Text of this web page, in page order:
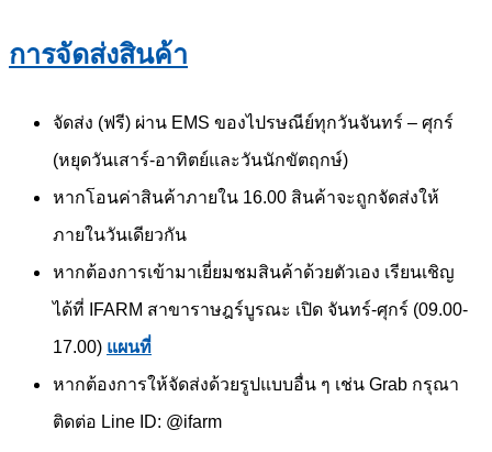
การจัดส่งสินค้า
จัดส่ง (ฟรี) ผ่าน EMS ของไปรษณีย์ทุกวันจันทร์ – ศุกร์
(หยุดวันเสาร์-อาทิตย์และวันนักขัตฤกษ์)
หากโอนค่าสินค้าภายใน 16.00 สินค้าจะถูกจัดส่งให้
ภายในวันเดียวกัน
หากต้องการเข้ามาเยี่ยมชมสินค้าด้วยตัวเอง เรียนเชิญ
ได้ที่ IFARM สาขาราษฎร์บูรณะ เปิด จันทร์-ศุกร์ (09.00-
17.00) แผนที่
หากต้องการให้จัดส่งด้วยรูปแบบอื่น ๆ เช่น Grab กรุณา
ติดต่อ Line ID: @ifarm